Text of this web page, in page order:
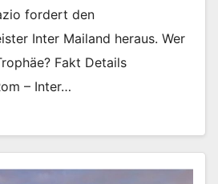
fordert den
Inter Mailand heraus. Wer
Fakt Details
– Inter…